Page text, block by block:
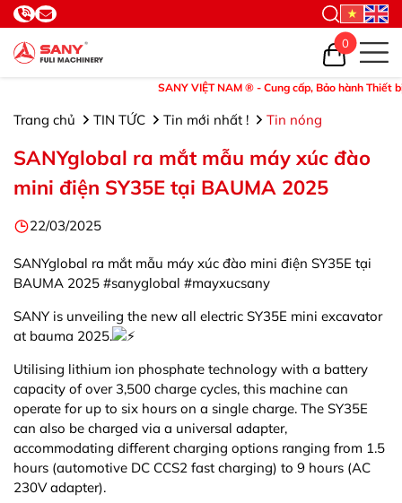
SANY VIỆT NAM ® - Cung cấp, Bảo hành Thiết bị
0
Trang chủ TIN TỨC Tin mới nhất ! Tin nóng
SANYglobal ra mắt mẫu máy xúc đào
mini điện SY35E tại BAUMA 2025
22/03/2025
SANYglobal ra mắt mẫu máy xúc đào mini điện SY35E tại
BAUMA 2025 #sanyglobal #mayxucsany
SANY is unveiling the new all electric SY35E mini excavator
at bauma 2025.
Utilising lithium ion phosphate technology with a battery
capacity of over 3,500 charge cycles, this machine can
operate for up to six hours on a single charge. The SY35E
can also be charged via a universal adapter,
accommodating different charging options ranging from 1.5
hours (automotive DC CCS2 fast charging) to 9 hours (AC
230V adapter).